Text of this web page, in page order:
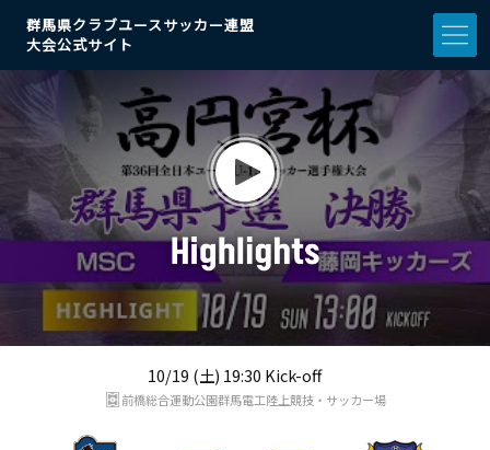
群馬県クラブユースサッカー連盟
大会公式サイト
10/19 (土) 19:30 Kick-off
前橋総合運動公園群馬電工陸上競技・サッカー場